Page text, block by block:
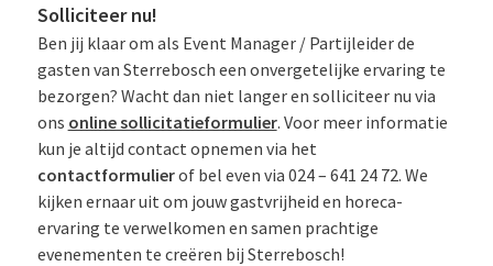
Solliciteer nu!
Ben jij klaar om als Event Manager / Partijleider de
gasten van Sterrebosch een onvergetelijke ervaring te
bezorgen? Wacht dan niet langer en solliciteer nu via
ons online sollicitatieformulier. Voor meer informatie
kun je altijd contact opnemen via het
contactformulierof bel even via 024 – 641 24 72. We
kijken ernaar uit om jouw gastvrijheid en horeca-
ervaring te verwelkomen en samen prachtige
evenementen te creëren bij Sterrebosch!